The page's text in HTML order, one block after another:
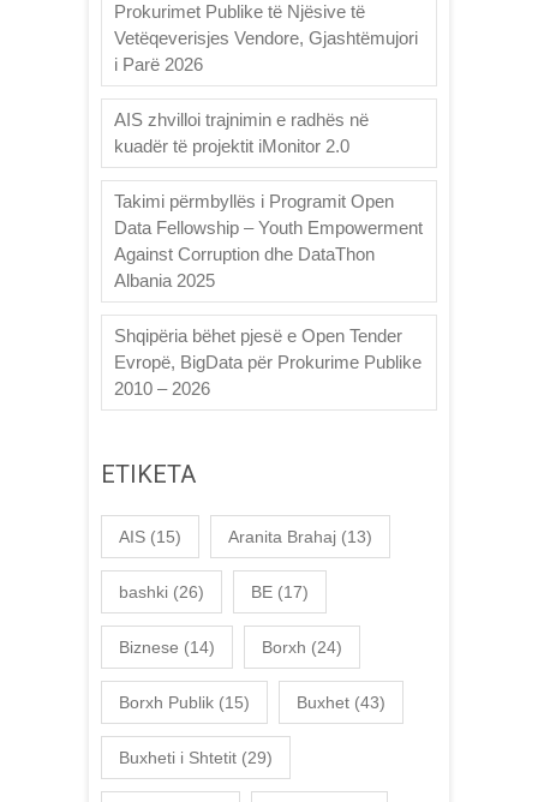
Prokurimet Publike të Njësive të
Vetëqeverisjes Vendore, Gjashtëmujori
i Parë 2026
AIS zhvilloi trajnimin e radhës në
kuadër të projektit iMonitor 2.0
Takimi përmbyllës i Programit Open
Data Fellowship – Youth Empowerment
Against Corruption dhe DataThon
Albania 2025
Shqipëria bëhet pjesë e Open Tender
Evropë, BigData për Prokurime Publike
2010 – 2026
ETIKETA
AIS (15) Aranita Brahaj (13)
bashki (26) BE (17)
Biznese (14) Borxh (24)
Borxh Publik (15) Buxhet (43)
Buxheti i Shtetit (29)